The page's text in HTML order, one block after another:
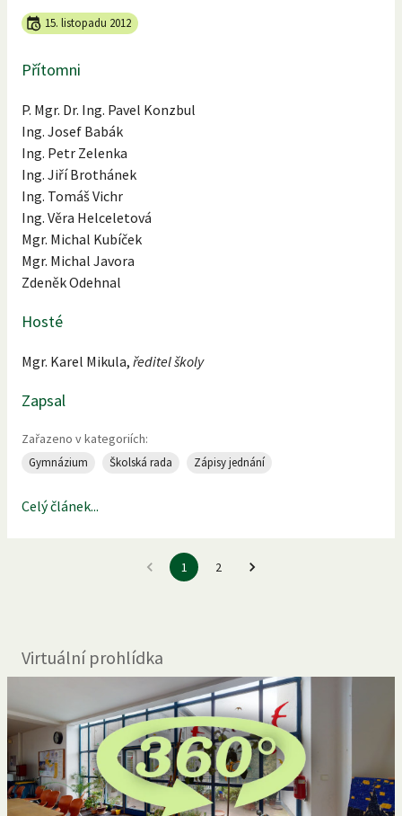
15. listopadu 2012
Přítomni
P. Mgr. Dr. Ing. Pavel Konzbul
Ing. Josef Babák
Ing. Petr Zelenka
Ing. Jiří Brothánek
Ing. Tomáš Vichr
Ing. Věra Helceletová
Mgr. Michal Kubíček
Mgr. Michal Javora
Zdeněk Odehnal
Hosté
Mgr. Karel Mikula, ředitel školy
Zapsal
Zařazeno v kategoriích:
Gymnázium Školská rada Zápisy jednání
Celý článek...
1 2
Virtuální prohlídka